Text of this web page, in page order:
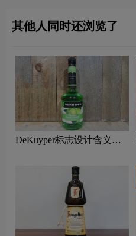
其他人同时还浏览了
DeKuyper标志设计含义及